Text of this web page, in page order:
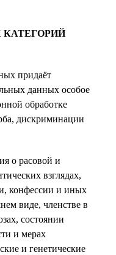
КАТЕГОРИЙ
придаёт
данных особое
обработке
дискриминации
о расовой и
взглядах,
конфессии и иных
виде, членстве в
состоянии
и мерах
и генетические